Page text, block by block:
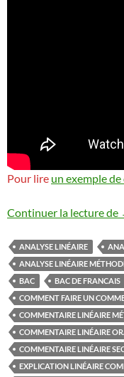
Pour lire un exemple
Continuer la lecture de
ANALYSE LINÉAIRE
ANALYSE LINÉAIRE
BAC
BAC DE FRANCAIS
COMMENT FAIRE UN
COMMENTAIRE LINÉAIRE
COMMENTAIRE LINÉAIRE
COMMENTAIRE LINÉAIRE
EXPLICATION LINÉAIRE